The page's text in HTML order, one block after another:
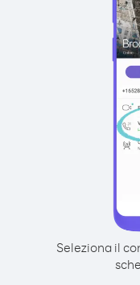
Seleziona il